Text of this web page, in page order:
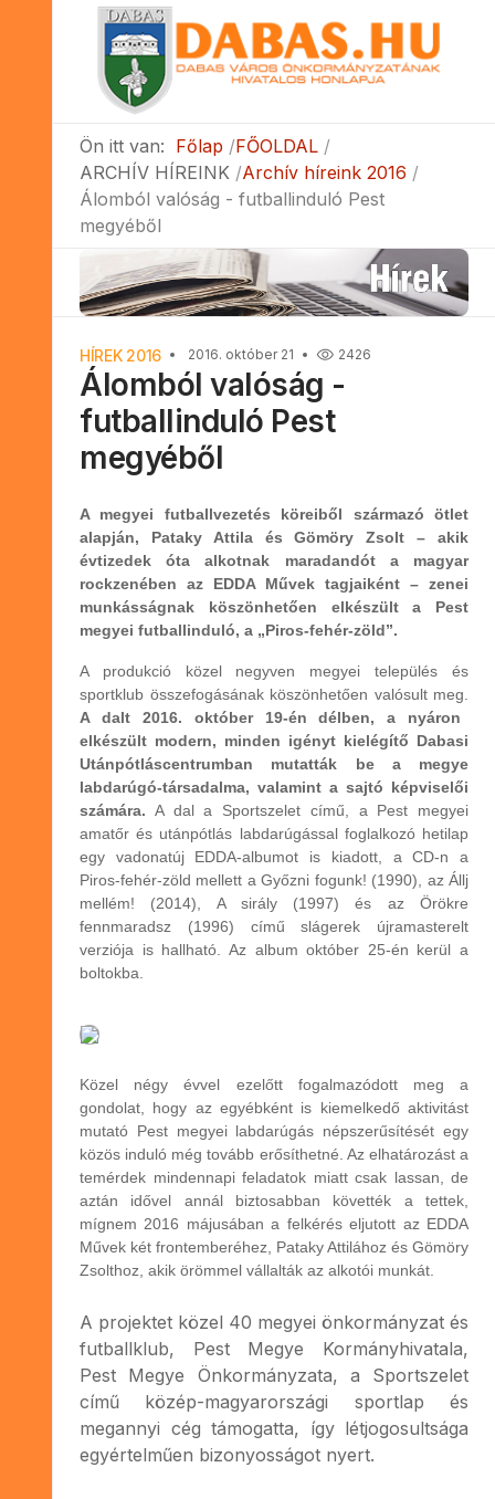
Ön itt van: Főlap
FŐOLDAL
ARCHÍV HÍREINK Archív híreink 2016
Álomból valóság - futballinduló Pest
megyéből
HÍREK 2016 2016. október 21 2426
Álomból valóság -
futballinduló Pest
megyéből
A megyei futballvezetés köreiből származó ötlet
alapján, Pataky Attila és Gömöry Zsolt – akik
évtizedek óta alkotnak maradandót a magyar
rockzenében az EDDA Művek tagjaiként – zenei
munkásságnak köszönhetően elkészült a Pest
megyei futballinduló, a „Piros-fehér-zöld”.
A produkció közel negyven megyei település és
sportklub összefogásának köszönhetően valósult meg.
A dalt 2016. október 19-én délben, a nyáron
elkészült modern, minden igényt kielégítő Dabasi
Utánpótláscentrumban mutatták be a megye
labdarúgó-társadalma, valamint a sajtó képviselői
számára. A dal a Sportszelet című, a Pest megyei
amatőr és utánpótlás labdarúgással foglalkozó hetilap
egy vadonatúj EDDA-albumot is kiadott, a CD-n a
Piros-fehér-zöld mellett a Győzni fogunk! (1990), az Állj
mellém! (2014), A sirály (1997) és az Örökre
fennmaradsz (1996) című slágerek újramasterelt
verziója is hallható. Az album október 25-én kerül a
boltokba.
Közel négy évvel ezelőtt fogalmazódott meg a
gondolat, hogy az egyébként is kiemelkedő aktivitást
mutató Pest megyei labdarúgás népszerűsítését egy
közös induló még tovább erősíthetné. Az elhatározást a
temérdek mindennapi feladatok miatt csak lassan, de
aztán idővel annál biztosabban követték a tettek,
mígnem 2016 májusában a felkérés eljutott az EDDA
Művek két frontemberéhez, Pataky Attilához és Gömöry
Zsolthoz, akik örömmel vállalták az alkotói munkát.
A projektet közel 40 megyei önkormányzat és
futballklub, Pest Megye Kormányhivatala,
Pest Megye Önkormányzata, a Sportszelet
című közép-magyarországi sportlap és
megannyi cég támogatta, így létjogosultsága
egyértelműen bizonyosságot nyert.